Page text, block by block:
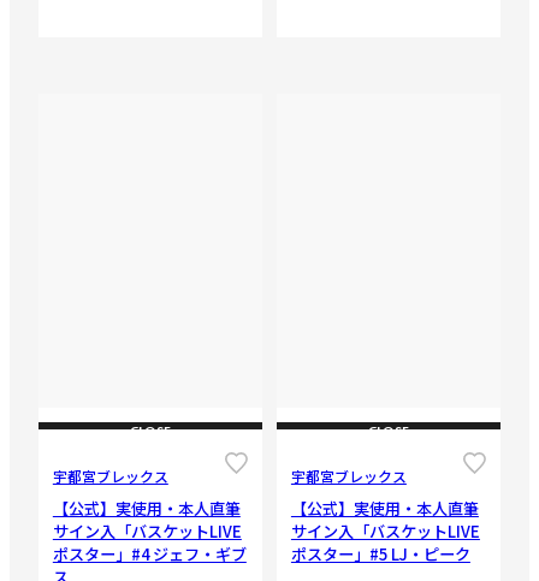
CLOSE
宇都宮ブレックス
【公式】実使用・本人直筆
サイン入「バスケットLIVE
ポスター」#4 ジェフ・ギブ
ス
CLOSE
宇都宮ブレックス
【公式】実使用・本人直筆
サイン入「バスケットLIVE
ポスター」#5 LJ・ピーク